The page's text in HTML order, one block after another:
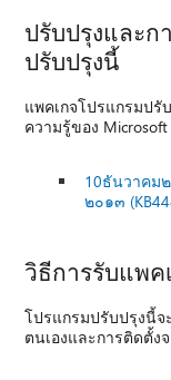
ปรับปรุงและ
ปรับปรุงนี้
แพคเกจโปรแกรมป
ความรู้ของ Microsoft
10ธันวาคม
๒๐๑๓
วิธีการรับแพค
โปรแกรมปรับปรุงนี้
ตนเองและการติดตั้